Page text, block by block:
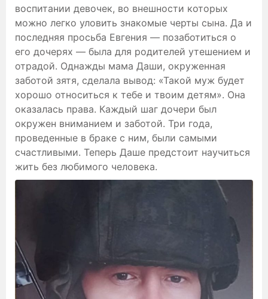
воспитании девочек, во внешности которых
можно легко уловить знакомые черты сына. Да и
последняя просьба Евгения — позаботиться о
его дочерях — была для родителей утешением и
отрадой. Однажды мама Даши, окруженная
заботой зятя, сделала вывод: «Такой муж будет
хорошо относиться к тебе и твоим детям». Она
оказалась права. Каждый шаг дочери был
окружен вниманием и заботой. Три года,
проведенные в браке с ним, были самыми
счастливыми. Теперь Даше предстоит научиться
жить без любимого человека.